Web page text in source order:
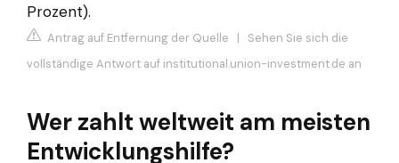
Prozent).
Antrag auf Entfernung der Quelle | Sehen Sie sich die
vollständige Antwort auf institutional.union-investment.de an
Wer zahlt weltweit am meisten
Entwicklungshilfe?